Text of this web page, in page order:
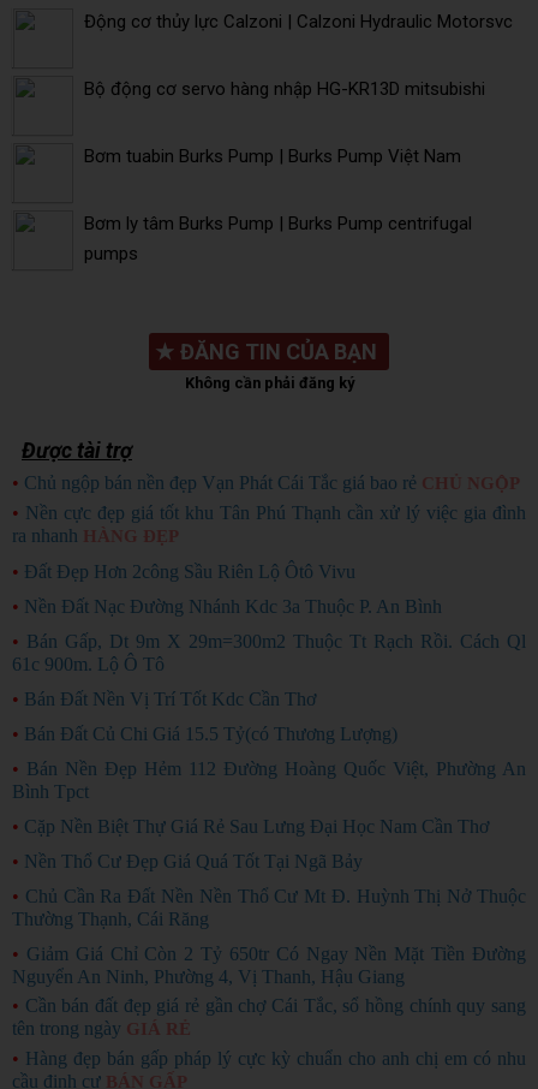
Động cơ thủy lực Calzoni | Calzoni Hydraulic Motorsvc
Bộ động cơ servo hàng nhập HG-KR13D mitsubishi
Bơm tuabin Burks Pump | Burks Pump Việt Nam
Bơm ly tâm Burks Pump | Burks Pump centrifugal
pumps
★ ĐĂNG TIN CỦA BẠN
Không cần phải đăng ký
Được tài trợ
• Chủ ngộp bán nền đẹp Vạn Phát Cái Tắc giá bao rẻ CHỦ NGỘP
• Nền cực đẹp giá tốt khu Tân Phú Thạnh cần xử lý việc gia đình
ra nhanh HÀNG ĐẸP
• Đất Đẹp Hơn 2công Sầu Riên Lộ Ôtô Vivu
• Nền Đất Nạc Đường Nhánh Kdc 3a Thuộc P. An Bình
• Bán Gấp, Dt 9m X 29m=300m2 Thuộc Tt Rạch Rồi. Cách Ql
61c 900m. Lộ Ô Tô
• Bán Đất Nền Vị Trí Tốt Kdc Cần Thơ
• Bán Đất Củ Chi Giá 15.5 Tỷ(có Thương Lượng)
• Bán Nền Đẹp Hẻm 112 Đường Hoàng Quốc Việt, Phường An
Bình Tpct
• Cặp Nền Biệt Thự Giá Rẻ Sau Lưng Đại Học Nam Cần Thơ
• Nền Thổ Cư Đẹp Giá Quá Tốt Tại Ngã Bảy
• Chủ Cần Ra Đất Nền Nền Thổ Cư Mt Đ. Huỳnh Thị Nở Thuộc
Thường Thạnh, Cái Răng
• Giảm Giá Chỉ Còn 2 Tỷ 650tr Có Ngay Nền Mặt Tiền Đường
Nguyển An Ninh, Phường 4, Vị Thanh, Hậu Giang
• Cần bán đất đẹp giá rẻ gần chợ Cái Tắc, sổ hồng chính quy sang
tên trong ngày GIÁ RẺ
• Hàng đẹp bán gấp pháp lý cực kỳ chuẩn cho anh chị em có nhu
cầu định cư BÁN GẤP